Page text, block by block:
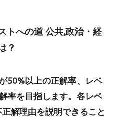
トへの道 公共,政治・経
？
50%以上の正解率、レベ
率を目指します。各レベ
解理由を説明できること